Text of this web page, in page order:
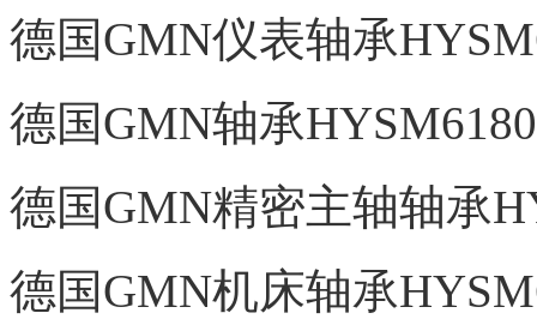
德国GMN仪表轴承
德国GMN轴承
德国GMN精密主轴轴承
德国GMN机床轴承